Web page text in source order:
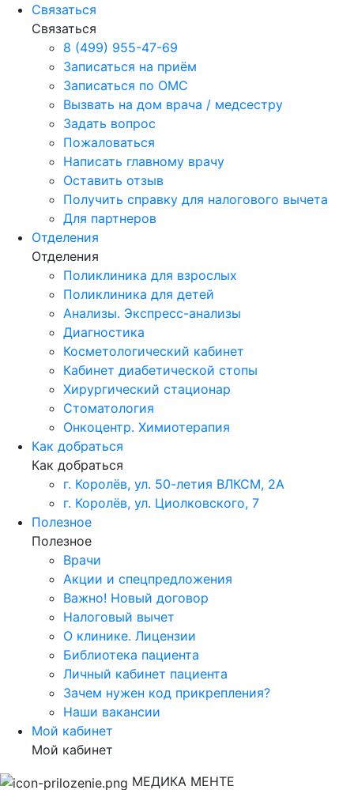
Связаться
Связаться
8 (499) 955-47-69
Записаться на приём
Записаться по ОМС
Вызвать на дом врача / медсестру
Задать вопрос
Пожаловаться
Написать главному врачу
Оставить отзыв
Получить справку для налогового вычета
Для партнеров
Отделения
Отделения
Поликлиника для взрослых
Поликлиника для детей
Анализы. Экспресс-анализы
Диагностика
Косметологический кабинет
Кабинет диабетической стопы
Хирургический стационар
Стоматология
Онкоцентр. Химиотерапия
Как добраться
Как добраться
г. Королёв, ул. 50-летия ВЛКСМ, 2А
г. Королёв, ул. Циолковского, 7
Полезное
Полезное
Врачи
Акции и спецпредложения
Важно! Новый договор
Налоговый вычет
О клинике. Лицензии
Библиотека пациента
Личный кабинет пациента
Зачем нужен код прикрепления?
Наши вакансии
Мой кабинет
Мой кабинет
МЕДИКА МЕНТЕ